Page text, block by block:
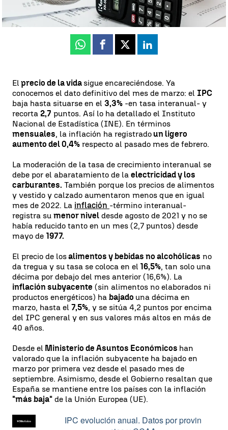
Actualizado:14 de abril de 2023, 15:32
Publicado:
14 de abril de 2023, 09:02
Whatsapp
Facebook
X Linkedin
El precio de la vida sigue encareciéndose. Ya
conocemos el dato definitivo del mes de marzo: el IPC
baja hasta situarse en el 3,3% -en tasa interanual- y
recorta 2,7 puntos. Así lo ha detallado el Instituto
Nacional de Estadística (INE). En términos
mensuales, la inflación ha registrado un ligero
aumento del 0,4% respecto al pasado mes de febrero.
La moderación de la tasa de crecimiento interanual se
debe por el abaratamiento de la electricidad y los
carburantes. También porque los precios de alimentos
y vestido y calzado aumentaron menos que en igual
mes de 2022. La inflación -término interanual-
registra su menor nivel desde agosto de 2021 y no se
había reducido tanto en un mes (2,7 puntos) desde
mayo de 1977.
El precio de losalimentos y bebidas no alcohólicas no
da tregua y su tasa se coloca en el 16,5%, tan solo una
décima por debajo del mes anterior (16,6%). La
inflación subyacente (sin alimentos no elaborados ni
productos energéticos) ha bajado una décima en
marzo, hasta el 7,5%, y se sitúa 4,2 puntos por encima
del IPC general y en sus valores más altos en más de
40 años.
Desde el Ministerio de Asuntos Económicos han
valorado que la inflación subyacente ha bajado en
marzo por primera vez desde el pasado mes de
septiembre. Asimismo, desde el Gobierno resaltan que
España se mantiene entre los países con la inflación
"más baja" de la Unión Europea (UE).